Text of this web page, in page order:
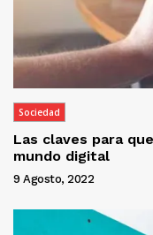
Sociedad
Las claves para
mundo digital
9 Agosto, 2022